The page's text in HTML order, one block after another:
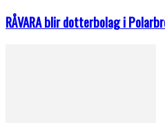
RÅVARA blir dotterbolag i